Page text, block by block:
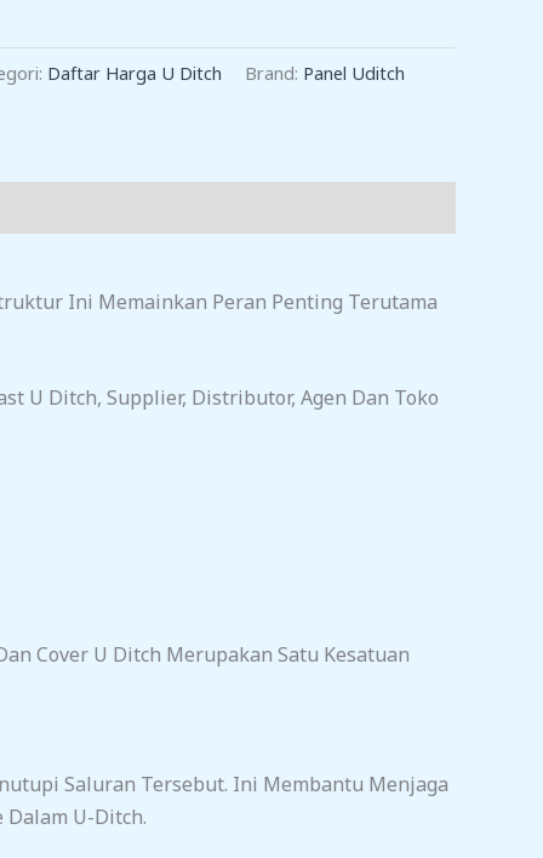
Daftar Harga U Ditch Brand: Panel Uditch
Ini Memainkan Peran Penting Terutama
U Ditch, Supplier, Distributor, Agen Dan Toko
Cover U Ditch Merupakan Satu Kesatuan
Saluran Tersebut. Ini Membantu Menjaga
Dalam U-Ditch.